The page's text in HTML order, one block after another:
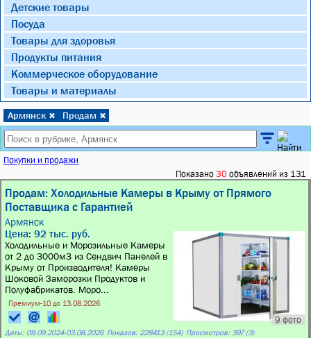
Детские товары
Посуда
Товары для здоровья
Продукты питания
Коммерческое оборудование
Товары и материалы
Армянск ✖ Продам ✖
Покупки и продажи
Показано 30 объявлений из 131
Продам: Холодильные Камеры в Крыму от Прямого
Поставщика с Гарантией
Армянск
9 фото
Цена: 92 тыс. руб.
Холодильные и Морозильные Камеры
от 2 до 3000м3 из Сендвич Панелей в
Крыму от Производителя! Камеры
Шоковой Заморозки Продуктов и
Полуфабрикатов. Моро...
Премиум-10 до 13.08.2026
Даты: 09.09.2024-03.08.2026 Показов: 228413 (154) Просмотров: 397 (3)